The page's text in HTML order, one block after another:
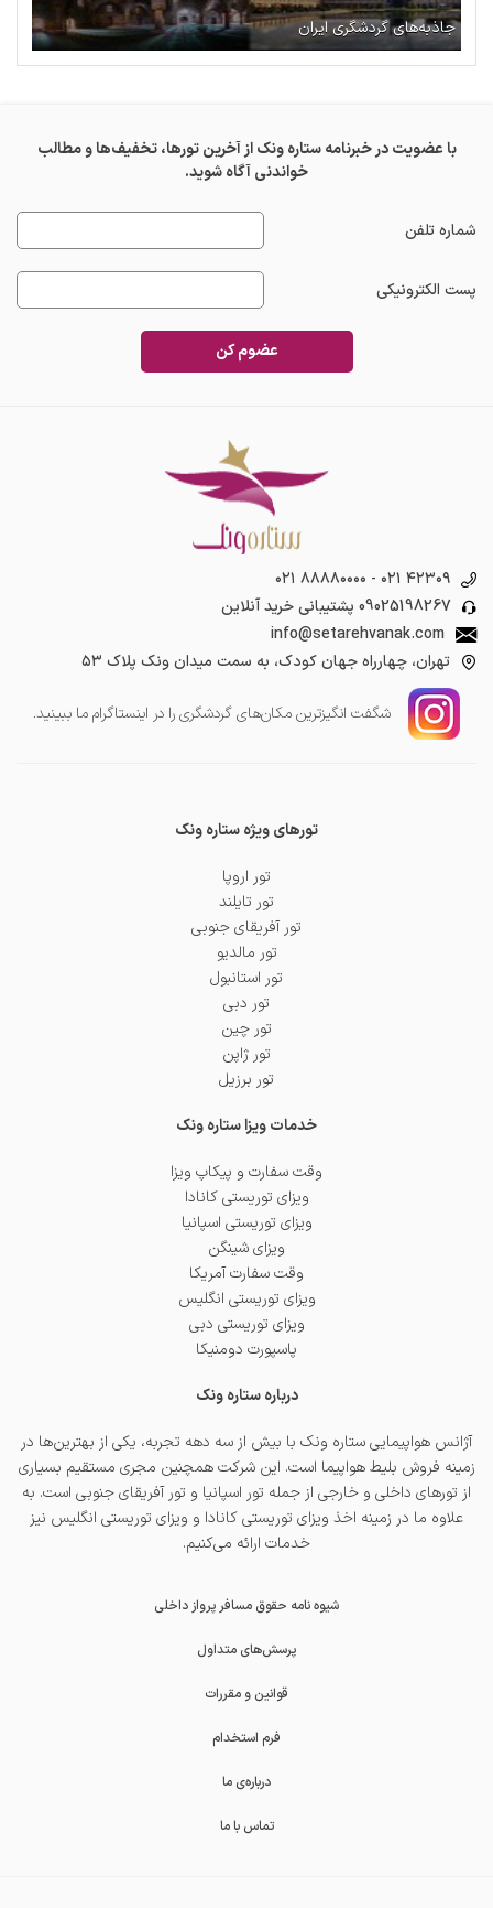
جاذبه‌های گردشگری ایران
با عضویت در خبرنامه ستاره ونک از آخرین تورها، تخفیف‌ها و مطالب
خواندنی آگاه شوید.
شماره تلفن
پست الکترونیکی
عضوم کن
۰۲۱ ۸۸۸۸۰۰۰۰ - ۰۲۱ ۴۲۳۰۹
09025198267 پشتیبانی خرید آنلاین
info@setarehvanak.com
تهران، چهارراه جهان کودک، به سمت میدان ونک پلاک ۵۳
شگفت انگیز‌ترین مکان‌های گردشگری را در اینستاگرام ما ببینید.
تورهای ویژه ستاره ونک
تور اروپا
تور تایلند
تور آفریقای جنوبی
تور مالدیو
تور استانبول
تور دبی
تور چین
تور ژاپن
تور برزیل
خدمات ویزا ستاره ونک
وقت سفارت و پیکاپ ویزا
ویزای توریستی کانادا
ویزای توریستی اسپانیا
ویزای شینگن
وقت سفارت آمریکا
ویزای توریستی انگلیس
ویزای توریستی دبی
پاسپورت دومنیکا
درباره ستاره ونک
آژانس هواپیمایی ستاره ونک با بیش از سه دهه تجربه، یکی از بهترین‌ها در
زمینه فروش بلیط هواپیما است. این شرکت همچنین مجری مستقیم بسیاری
از تورهای داخلی و خارجی از جمله تور اسپانیا و تور آفریقای جنوبی است. به
علاوه ما در زمینه اخذ ویزای توریستی کانادا و ویزای توریستی انگلیس نیز
خدمات ارائه می‌کنیم.
شیوه نامه حقوق مسافر پرواز داخلی
پرسش‌های متداول
قوانین و مقررات
فرم استخدام
درباره‌ی ما
تماس با ما